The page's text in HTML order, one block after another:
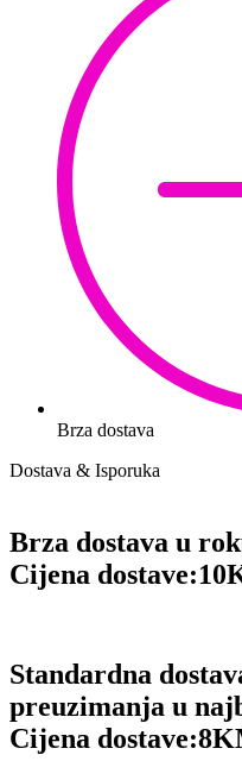
Brza dostava
Dostava & Isporuka
Brza dostava u
Cijena dostave:
Standardna
preuzimanja u
Cijena dostave: